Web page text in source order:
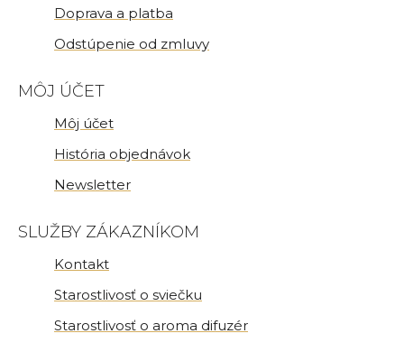
Doprava a platba
Odstúpenie od zmluvy
MÔJ ÚČET
Môj účet
História objednávok
Newsletter
SLUŽBY ZÁKAZNÍKOM
Kontakt
Starostlivosť o sviečku
Starostlivosť o aroma difuzér